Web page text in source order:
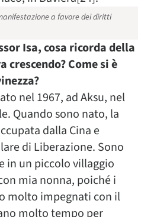
a favore dei diritti
Isa, cosa ricorda della
crescendo? Come si è
nel 1967, ad Aksu, nel
Quando sono nato, la
dalla Cina e
di Liberazione. Sono
in un piccolo villaggio
mia nonna, poiché i
molto impegnati con il
molto tempo per